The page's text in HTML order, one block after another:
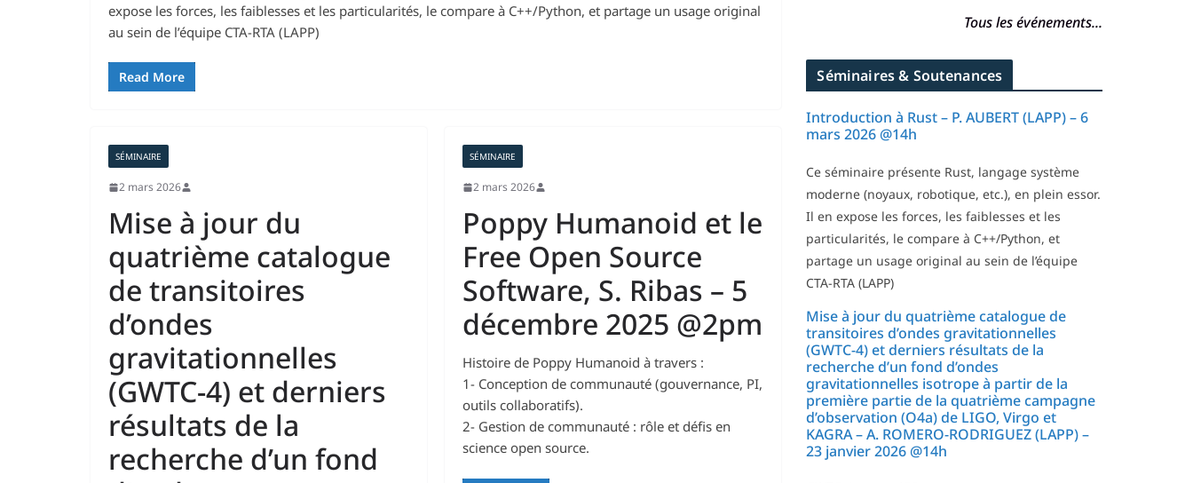
expose les forces, les faiblesses et les particularités, le compare à C++/Python, et partage un usage original
au sein de l’équipe CTA-RTA (LAPP)
Read More
SÉMINAIRE
2 mars 2026
Mise à jour du
quatrième catalogue
de transitoires
d’ondes
gravitationnelles
(GWTC-4) et derniers
résultats de la
recherche d’un fond
SÉMINAIRE
2 mars 2026
Poppy Humanoid et le
Free Open Source
Software, S. Ribas – 5
décembre 2025 @2pm
Histoire de Poppy Humanoid à travers :
1- Conception de communauté (gouvernance, PI,
outils collaboratifs).
2- Gestion de communauté : rôle et défis en
science open source.
Tous les événements...
Séminaires & Soutenances
Introduction à Rust – P. AUBERT (LAPP) – 6
mars 2026 @14h
Ce séminaire présente Rust, langage système
moderne (noyaux, robotique, etc.), en plein essor.
Il en expose les forces, les faiblesses et les
particularités, le compare à C++/Python, et
partage un usage original au sein de l’équipe
CTA-RTA (LAPP)
Mise à jour du quatrième catalogue de
transitoires d’ondes gravitationnelles
(GWTC-4) et derniers résultats de la
recherche d’un fond d’ondes
gravitationnelles isotrope à partir de la
première partie de la quatrième campagne
d’observation (O4a) de LIGO, Virgo et
KAGRA – A. ROMERO-RODRIGUEZ (LAPP) –
23 janvier 2026 @14h